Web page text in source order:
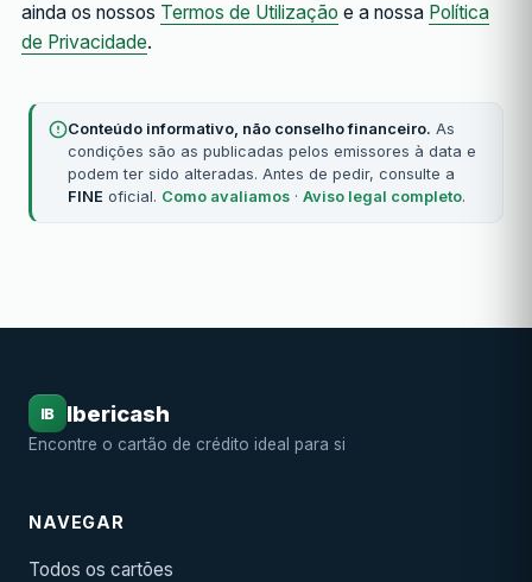
ainda os nossos Termos de Utilização e a nossa Política
de Privacidade.
Conteúdo informativo, não conselho financeiro. As
condições são as publicadas pelos emissores à data e
podem ter sido alteradas. Antes de pedir, consulte a
FINE oficial. Como avaliamos · Aviso legal completo.
IB Ibericash
Encontre o cartão de crédito ideal para si
NAVEGAR
Todos os cartões